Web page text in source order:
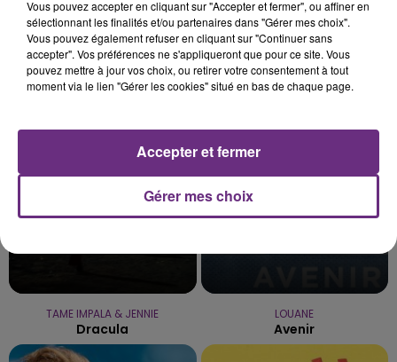
C'était l'une des institutions du centre-ville
rémois. Le magasin JouéClub est contraint de
fermer ses portes.
TITRES DIFFUSÉS
15h07
15h07
TAME IMPALA & JENNIE
Dracula
15h04
15h04
LOUANE
Avenir
Vous pouvez accepter en cliquant sur "Accepter et fermer", ou affiner en
sélectionnant les finalités et/ou partenaires dans "Gérer mes choix".
Vous pouvez également refuser en cliquant sur "Continuer sans
accepter". Vos préférences ne s'appliqueront que pour ce site. Vous
pouvez mettre à jour vos choix, ou retirer votre consentement à tout
moment via le lien "Gérer les cookies" situé en bas de chaque page.
Gérer mes choix
Accepter et fermer